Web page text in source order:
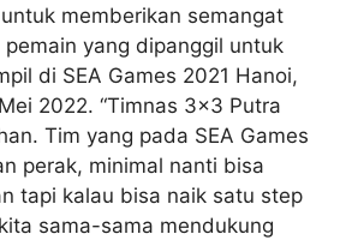
memberikan semangat
yang dipanggil untuk
di SEA Games 2021 Hanoi,
2022. “Timnas 3×3 Putra
Tim yang pada SEA Games
perak, minimal nanti bisa
tapi kalau bisa naik satu step
sama-sama mendukung